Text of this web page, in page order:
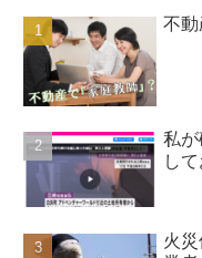
不
私
し
火